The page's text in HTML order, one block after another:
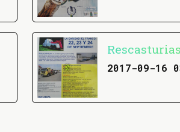
2017-09-16